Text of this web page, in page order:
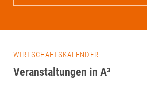
WIRTSCHAFTSKALENDER
Veranstaltungen in A³